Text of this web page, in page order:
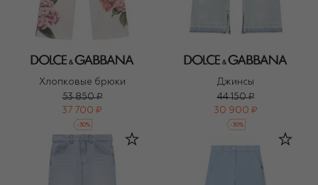
Хлопковые брюки
53 850 ₽
37 700 ₽
-30%
Джинсы
44 150 ₽
30 900 ₽
-30%